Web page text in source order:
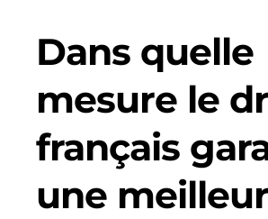
Dans quelle
mesure le
français
une